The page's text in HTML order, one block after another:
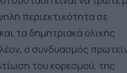
περιεκτικότητα σε
τα δημητριακά ολικής
ο συνδυασμός
του κορεσμού, της